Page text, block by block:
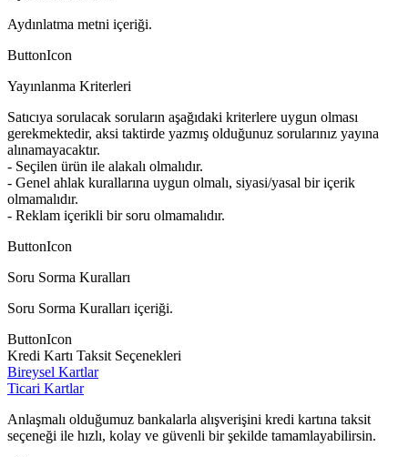
Aydınlatma metni içeriği.
ButtonIcon
Yayınlanma Kriterleri
Satıcıya sorulacak soruların aşağıdaki kriterlere uygun olması
gerekmektedir, aksi taktirde yazmış olduğunuz sorularınız yayına
alınamayacaktır.
- Seçilen ürün ile alakalı olmalıdır.
- Genel ahlak kurallarına uygun olmalı, siyasi/yasal bir içerik
olmamalıdır.
- Reklam içerikli bir soru olmamalıdır.
ButtonIcon
Soru Sorma Kuralları
Soru Sorma Kuralları içeriği.
ButtonIcon
Kredi Kartı Taksit Seçenekleri
Bireysel Kartlar
Ticari Kartlar
Anlaşmalı olduğumuz bankalarla alışverişini kredi kartına taksit
seçeneği ile hızlı, kolay ve güvenli bir şekilde tamamlayabilirsin.